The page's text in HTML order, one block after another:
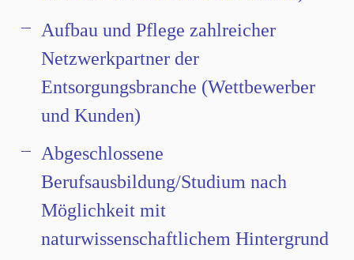
Aufbau und Pflege zahlreicher
Netzwerkpartner der
Entsorgungsbranche (Wettbewerber
und Kunden)
Abgeschlossene
Berufsausbildung/Studium nach
Möglichkeit mit
naturwissenschaftlichem Hintergrund